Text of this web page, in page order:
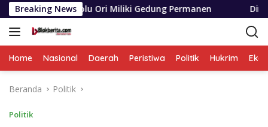
Langsung
ke
konten
Breaking News
Ori Miliki Gedung Permanen Dinas SDABMBK
Home Nasional Daerah Peristiwa Politik Hukrim
Beranda Politik
Politik